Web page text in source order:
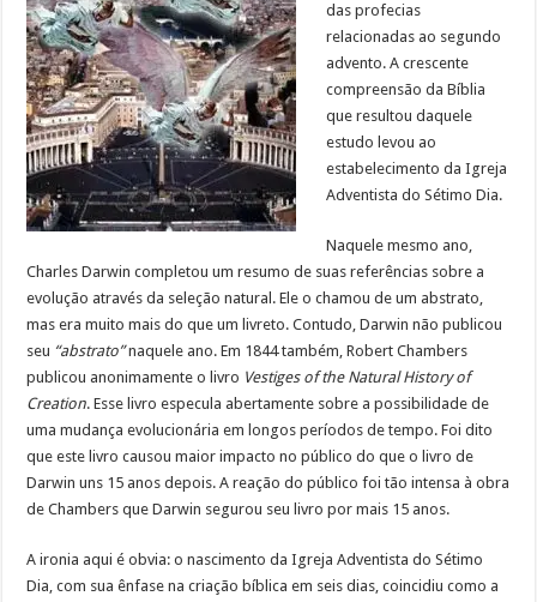
das profecias
relacionadas ao segundo
advento. A crescente
compreensão da Bíblia
que resultou daquele
estudo levou ao
estabelecimento da Igreja
Adventista do Sétimo Dia.
Naquele mesmo ano,
Charles Darwin completou um resumo de suas referências sobre a
evolução através da seleção natural. Ele o chamou de um abstrato,
mas era muito mais do que um livreto. Contudo, Darwin não publicou
seu “abstrato”naquele ano. Em 1844 também, Robert Chambers
publicou anonimamente o livro Vestiges of the Natural History of
Creation. Esse livro especula abertamente sobre a possibilidade de
uma mudança evolucionária em longos períodos de tempo. Foi dito
que este livro causou maior impacto no público do que o livro de
Darwin uns 15 anos depois. A reação do público foi tão intensa à obra
de Chambers que Darwin segurou seu livro por mais 15 anos.
A ironia aqui é obvia: o nascimento da Igreja Adventista do Sétimo
Dia, com sua ênfase na criação bíblica em seis dias, coincidiu como a